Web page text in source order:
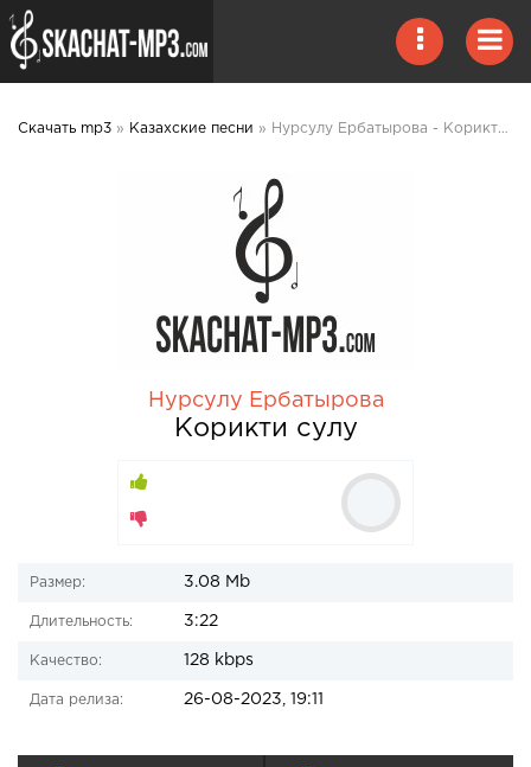
Скачать mp3 » Казахские песни » Нурсулу Ербатырова - Корикти сулу mp3 скачать
Нурсулу Ербатырова
Корикти сулу
Размер: 3.08 Mb
Длительность: 3:22
Качество: 128 kbps
Дата релиза: 26-08-2023, 19:11